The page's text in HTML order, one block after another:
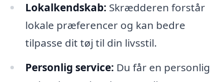
Lokalkendskab: Skrædderen forstår
lokale præferencer og kan bedre
tilpasse dit tøj til din livsstil.
Personlig service: Du får en personlig